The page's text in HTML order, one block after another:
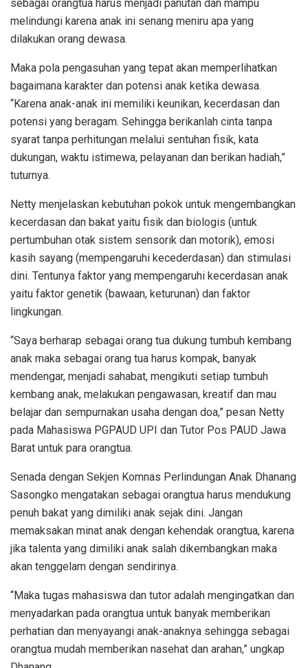
sebagai orangtua harus menjadi panutan dan mampu
melindungi karena anak ini senang meniru apa yang
dilakukan orang dewasa.
Maka pola pengasuhan yang tepat akan memperlihatkan
bagaimana karakter dan potensi anak ketika dewasa.
“Karena anak-anak ini memiliki keunikan, kecerdasan dan
potensi yang beragam. Sehingga berikanlah cinta tanpa
syarat tanpa perhitungan melalui sentuhan fisik, kata
dukungan, waktu istimewa, pelayanan dan berikan hadiah,”
tuturnya.
Netty menjelaskan kebutuhan pokok untuk mengembangkan
kecerdasan dan bakat yaitu fisik dan biologis (untuk
pertumbuhan otak sistem sensorik dan motorik), emosi
kasih sayang (mempengaruhi kecederdasan) dan stimulasi
dini. Tentunya faktor yang mempengaruhi kecerdasan anak
yaitu faktor genetik (bawaan, keturunan) dan faktor
lingkungan.
“Saya berharap sebagai orang tua dukung tumbuh kembang
anak maka sebagai orang tua harus kompak, banyak
mendengar, menjadi sahabat, mengikuti setiap tumbuh
kembang anak, melakukan pengawasan, kreatif dan mau
belajar dan sempurnakan usaha dengan doa,” pesan Netty
pada Mahasiswa PGPAUD UPI dan Tutor Pos PAUD Jawa
Barat untuk para orangtua.
Senada dengan Sekjen Komnas Perlindungan Anak Dhanang
Sasongko mengatakan sebagai orangtua harus mendukung
penuh bakat yang dimiliki anak sejak dini. Jangan
memaksakan minat anak dengan kehendak orangtua, karena
jika talenta yang dimiliki anak salah dikembangkan maka
akan tenggelam dengan sendirinya.
“Maka tugas mahasiswa dan tutor adalah mengingatkan dan
menyadarkan pada orangtua untuk banyak memberikan
perhatian dan menyayangi anak-anaknya sehingga sebagai
orangtua mudah memberikan nasehat dan arahan,” ungkap